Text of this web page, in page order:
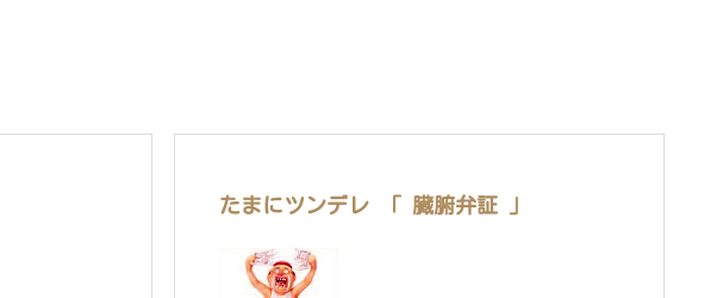
たまにツンデレ 「 臓腑弁証 」